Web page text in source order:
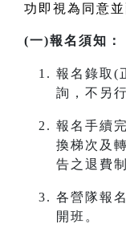
功即視為同意
(一)報名須知：
報名錄取(
詢，不另
報名手續
換梯次及
告之退費
各營隊報
開班。